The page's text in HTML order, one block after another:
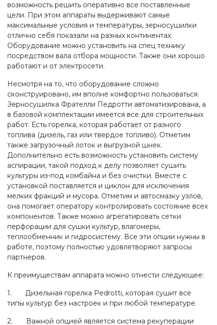
возможность решить оперативно все поставленные
цели. При этом аппараты выдерживают самые
максимальные условия и температуры, зерносушилки
отлично себя показали на разных континентах.
Оборудование можно установить на спец технику
посредством вала отбора мощности. Также они хорошо
работают и от электросети.
Несмотря на то, что оборудование сложно
сконструировано, им вполне комфортно пользоваться.
Зерносушилка Фрателли Педротти автоматизирована, а
в базовой комплектации имеется все для строительных
работ. Есть горелка, которая работает от разного
топлива (дизель, газ или твердое топливо). Отметим
также загрузочный лоток и выгрузной шнек.
Дополнительно есть возможность установить систему
аспирации, такой подход к делу позволяет сушить
культуры из-под комбайна и без очистки. Вместе с
установкой поставляется и циклон для исключения
мелких фракций и мусора. Отметим и автосмазку узлов,
она помогает оператору контролировать состояние всех
компонентов. Также можно агрегатировать сетки
перфорации для сушки культур, влагомеры,
теплообменник и гидросистему. Все эти опции нужны в
работе, поэтому полностью удовлетворяют запросы
партнеров.
К преимуществам аппарата можно отнести следующее:
1. Дизельная горелка Pedrotti, которая сушит все
типы культур без настроек и при любой температуре.
2. Важной опцией является система рекуперации